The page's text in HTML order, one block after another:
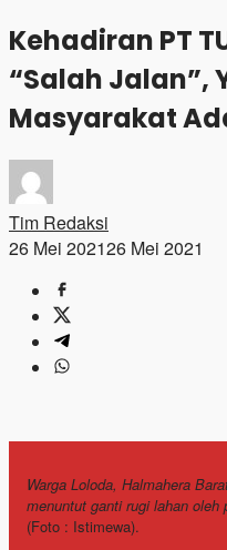
Kehadiran PT
“Salah Jalan”,
Masyarakat
Tim Redaksi
26 Mei 202126 Mei 2021
Warga Loloda, Halmahera
menuntut ganti rugi lahan
(Foto : Istimewa).